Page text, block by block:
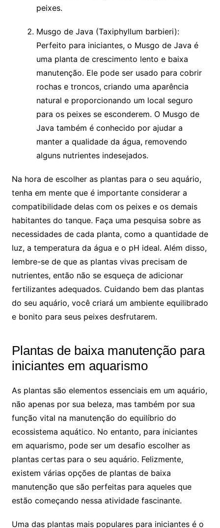
peixes.
Musgo de Java (Taxiphyllum⁣ barbieri):​
Perfeito para iniciantes, o Musgo de Java é⁤
uma planta de⁣ crescimento lento e baixa
manutenção. Ele pode ser ⁤usado para cobrir
rochas e troncos, criando uma aparência
natural e proporcionando um local ⁣seguro
para os peixes se esconderem. O Musgo de
Java também é conhecido por‍ ajudar a
manter‌ a qualidade da água, removendo
alguns nutrientes⁤ indesejados.
Na‍ hora de escolher ⁣as plantas para ‌o seu aquário,⁤
tenha ⁢em mente ‍que é importante ⁤considerar a
compatibilidade delas com os peixes e⁤ os demais
habitantes⁤ do tanque. Faça uma pesquisa sobre ⁤as
necessidades de cada ⁤planta, como a ⁢quantidade de​
luz, a temperatura da água e⁣ o pH ideal. Além disso,
lembre-se ‌de que‍ as plantas vivas precisam de
nutrientes, ⁢então não se esqueça de adicionar⁤
fertilizantes‍ adequados. Cuidando bem das plantas
do seu aquário, você criará⁤ um ​ambiente equilibrado
⁤e bonito ‌para seus peixes desfrutarem.
Plantas de baixa manutenção para
iniciantes em aquarismo
As plantas são elementos essenciais ⁢em um ‌aquário,
⁢não apenas por sua ‌beleza,⁢ mas também por ⁣sua
função vital na manutenção do equilíbrio do
ecossistema​ aquático. No entanto, para iniciantes
em ​aquarismo, pode ser⁤ um desafio escolher as
plantas certas para o seu aquário. Felizmente,
existem várias opções de plantas de baixa
manutenção que‌ são perfeitas para aqueles que
estão começando⁤ nessa atividade fascinante.
Uma das plantas⁤ mais populares‌ para iniciantes é o⁣